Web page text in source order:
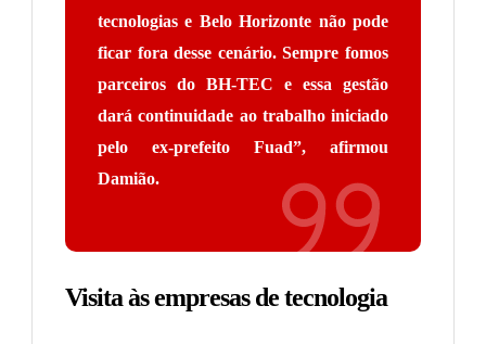
tecnologias e Belo Horizonte não pode
ficar fora desse cenário. Sempre fomos
parceiros do BH-TEC e essa gestão
dará continuidade ao trabalho iniciado
pelo ex-prefeito Fuad”, afirmou
Damião.
Visita às empresas de tecnologia